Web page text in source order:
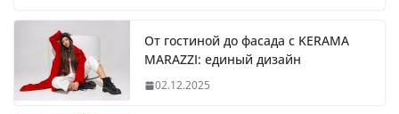
От гостиной до фасада с KERAMA
MARAZZI: единый дизайн
02.12.2025